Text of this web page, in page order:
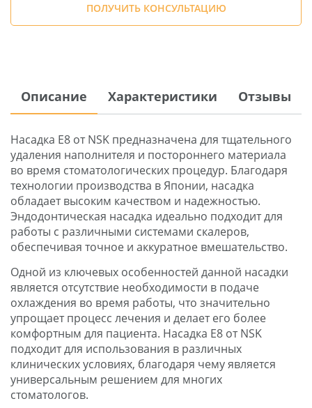
ПОЛУЧИТЬ КОНСУЛЬТАЦИЮ
Описание Характеристики Отзывы
Насадка E8 от NSK предназначена для тщательного
удаления наполнителя и постороннего материала
во время стоматологических процедур. Благодаря
технологии производства в Японии, насадка
обладает высоким качеством и надежностью.
Эндодонтическая насадка идеально подходит для
работы с различными системами скалеров,
обеспечивая точное и аккуратное вмешательство.
Одной из ключевых особенностей данной насадки
является отсутствие необходимости в подаче
охлаждения во время работы, что значительно
упрощает процесс лечения и делает его более
комфортным для пациента. Насадка E8 от NSK
подходит для использования в различных
клинических условиях, благодаря чему является
универсальным решением для многих
стоматологов.